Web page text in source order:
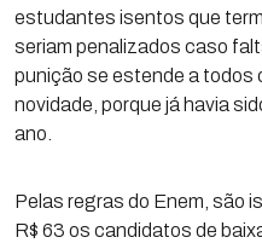
estudantes isentos que
seriam penalizados caso
punição se estende a todos
novidade, porque já havia
ano.
Pelas regras do Enem, são
R$ 63 os candidatos de